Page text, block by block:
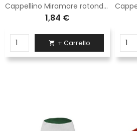
Cappellino Miramare rotondo Logica giallo
1,84 €
 + Carrello